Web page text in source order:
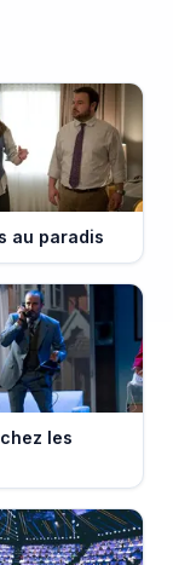
au paradis
les